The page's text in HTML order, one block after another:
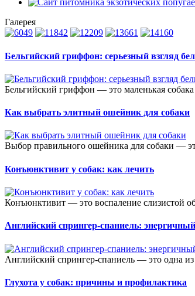
Галерея
Бельгийский гриффон: серьезный взгляд
Бельгийский гриффон — это маленькая
Как выбрать элитный ошейник для собаки
Выбор правильного ошейника для собаки —
Конъюнктивит у собак: как лечить
Конъюнктивит — это воспаление слизистой
Английский спрингер-спаниель:
Английский спрингер-спаниель — это одна
Глухота у собак: причины и профилактика